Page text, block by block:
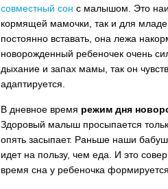
совместный сон с малышом. Это
кормящей мамочки, так и для
постоянно вставать, она лежа
новорожденный ребеночек очень
дыхание и запах мамы, так он
адаптируется.
В дневное время режим дня
Здоровый малыш просыпается
опять засыпает. Раньше наши
идет на пользу, чем еда. И это
время сна у ребеночка